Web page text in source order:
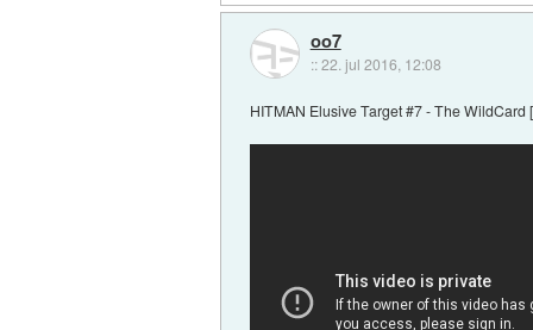
oo7
::22. jul 2016, 12:08
HITMAN Elusive Target #7 - The WildCard